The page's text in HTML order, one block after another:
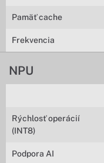
Pamäť cache
Frekvencia
NPU
Rýchlosť operácií
(INT8)
Podpora AI